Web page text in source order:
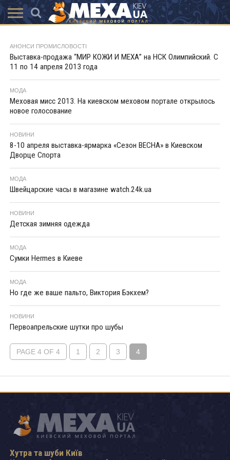
АКЦІЇ
ВИСТАВКИ
ПОСЛУГИ
МАГАЗИНИ
ХУТРЯНА
МОДА
НОВИНИ
КОНТАКТИ
АКСЕССУАРИ
АНОНСИ ПРОМИСЛОВОСТІ
Выставка-продажа “МИР КОЖИ И МЕХА” на НСК Олимпийский. С
11 по 14 апреля 2013 года
МОДА
Меховая мисс 2013. На киевском меховом портале открылось
новое голосование
НОВИНИ
8-10 апреля выставка-ярмарка «Сезон ВЕСНА» в Киевском
Дворце Спорта
МОДА
Швейцарские часы в магазине watch.24k.ua
НОВИНИ
Детская зимняя одежда
МОДА
Сумки Hermes в Киеве
МОДА
Но где же ваше пальто, Виктория Бэкхем?
НОВИНИ
Первоапрельские шутки про шубы
PAGE 4 OF 4 1 2 3 4
Хутра та шуби Київ